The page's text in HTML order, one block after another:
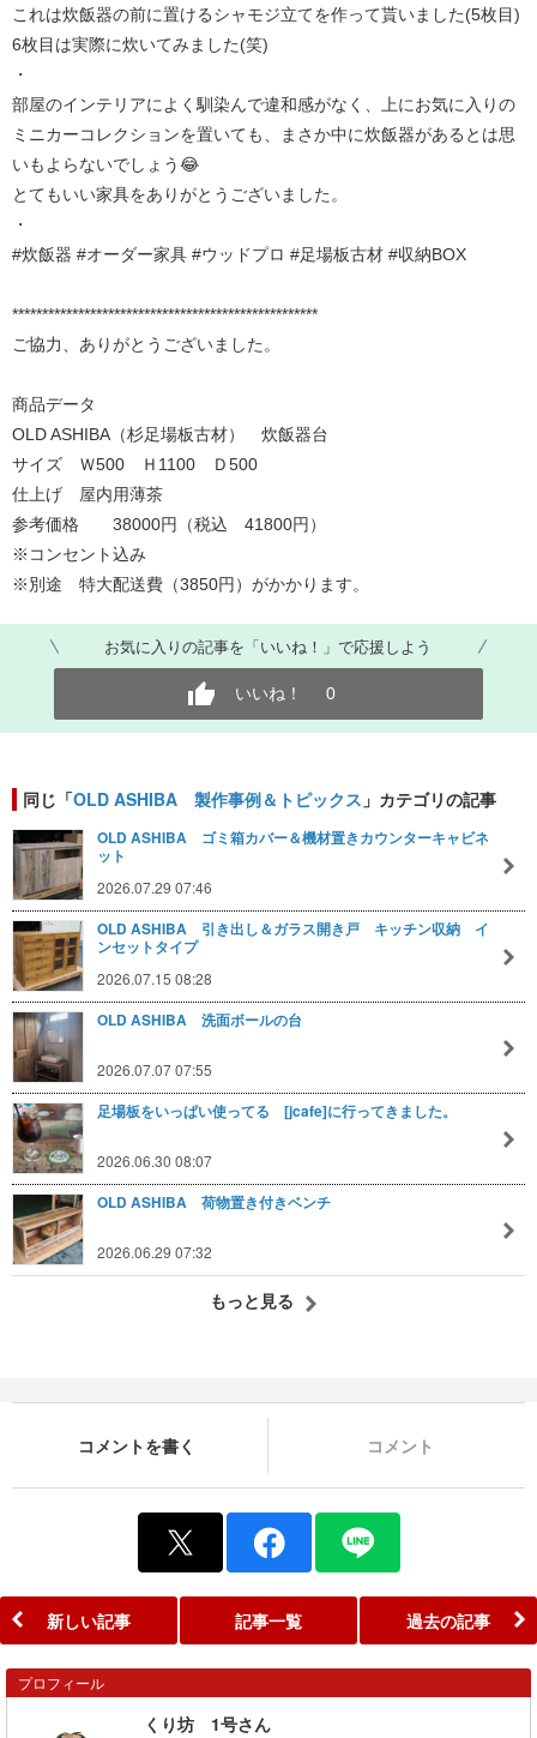
これは炊飯器の前に置けるシャモジ立てを作って貰いました(5枚目)
6枚目は実際に炊いてみました(笑)
・
部屋のインテリアによく馴染んで違和感がなく、上にお気に入りの
ミニカーコレクションを置いても、まさか中に炊飯器があるとは思
いもよらないでしょう😂
とてもいい家具をありがとうございました。
・
#炊飯器 #オーダー家具 #ウッドプロ #足場板古材 #収納BOX
***************************************************
ご協力、ありがとうございました。
商品データ
OLD ASHIBA（杉足場板古材） 炊飯器台
サイズ Ｗ500 Ｈ1100 Ｄ500
仕上げ 屋内用薄茶
参考価格 38000円（税込 41800円）
※コンセント込み
※別途 特大配送費（3850円）がかかります。
お気に入りの記事を「いいね！」で応援しよう
いいね！ 0
同じ「OLD ASHIBA 製作事例＆トピックス 」カテゴリの記事
OLD ASHIBA ゴミ箱カバー＆機材置きカウンターキャビネ
ット
2026.07.29 07:46
OLD ASHIBA 引き出し＆ガラス開き戸 キッチン収納 イ
ンセットタイプ
2026.07.15 08:28
OLD ASHIBA 洗面ボールの台
2026.07.07 07:55
足場板をいっぱい使ってる [jcafe]に行ってきました。
2026.06.30 08:07
OLD ASHIBA 荷物置き付きベンチ
2026.06.29 07:32
もっと見る
コメントを書く コメント
新しい記事 記事一覧 過去の記事
プロフィール
くり坊 1号さん